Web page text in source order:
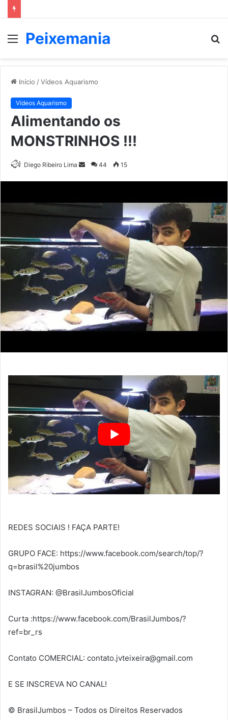
Menu
Peixemania
Início /Vídeos Aquarismo
Vídeos Aquarismo
Alimentando os
MONSTRINHOS !!!
Diego Ribeiro Lima
Mande
mail
44 15
REDES SOCIAIS ! FAÇA PARTE!
GRUPO FACE: https://www.facebook.com/search/top/?
q=brasil%20jumbos
INSTAGRAN: @BrasilJumbosOficial
Curta :https://www.facebook.com/BrasilJumbos/?
ref=br_rs
Contato COMERCIAL: contato.jvteixeira@gmail.com
E SE INSCREVA NO CANAL!
© BrasilJumbos – Todos os Direitos Reservados